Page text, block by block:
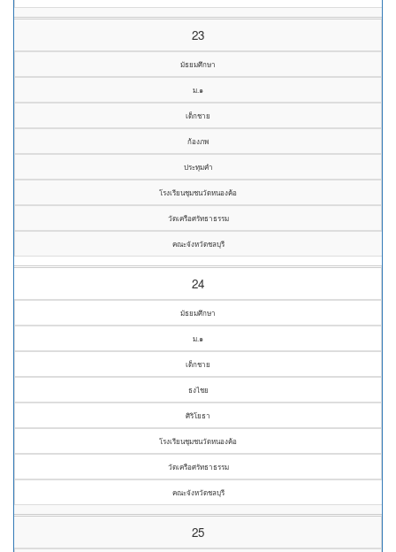
23
มัธยมศึกษา
ม.๑
เด็กชาย
ก้องภพ
ประทุมคำ
โรงเรียนชุมชนวัดหนองค้อ
วัดเครือศรัทธาธรรม
คณะจังหวัดชลบุรี
24
มัธยมศึกษา
ม.๑
เด็กชาย
ธงไชย
ศิริโยธา
โรงเรียนชุมชนวัดหนองค้อ
วัดเครือศรัทธาธรรม
คณะจังหวัดชลบุรี
25